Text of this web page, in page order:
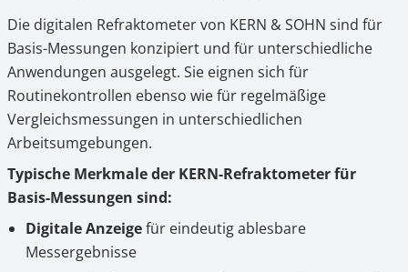
Die digitalen Refraktometer von KERN & SOHN sind für
Basis-Messungen konzipiert und für unterschiedliche
Anwendungen ausgelegt. Sie eignen sich für
Routinekontrollen ebenso wie für regelmäßige
Vergleichsmessungen in unterschiedlichen
Arbeitsumgebungen.
Typische Merkmale der KERN-Refraktometer für
Basis-Messungen sind:
Digitale Anzeigefür eindeutig ablesbare
Messergebnisse